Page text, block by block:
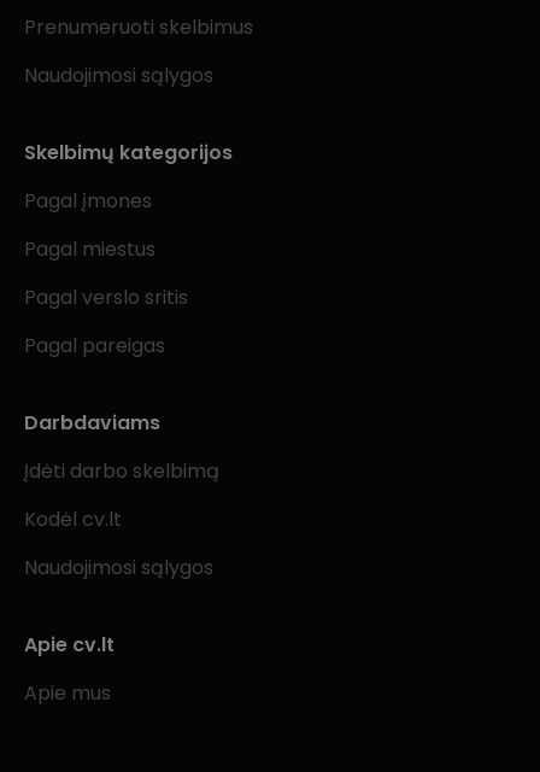
Prenumeruoti skelbimus
Naudojimosi sąlygos
Skelbimų kategorijos
Pagal įmones
Pagal miestus
Pagal verslo sritis
Pagal pareigas
Darbdaviams
Įdėti darbo skelbimą
Kodėl cv.lt
Naudojimosi sąlygos
Apie cv.lt
Apie mus